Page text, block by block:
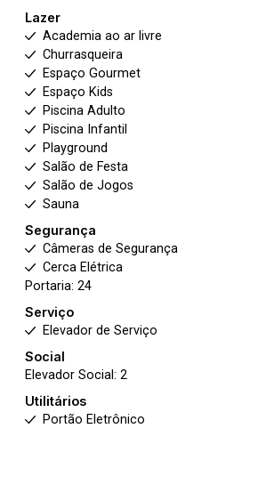
Lazer
Academia ao ar livre
Churrasqueira
Espaço Gourmet
Espaço Kids
Piscina Adulto
Piscina Infantil
Playground
Salão de Festa
Salão de Jogos
Sauna
Segurança
Câmeras de Segurança
Cerca Elétrica
Portaria: 24
Serviço
Elevador de Serviço
Social
Elevador Social: 2
Utilitários
Portão Eletrônico